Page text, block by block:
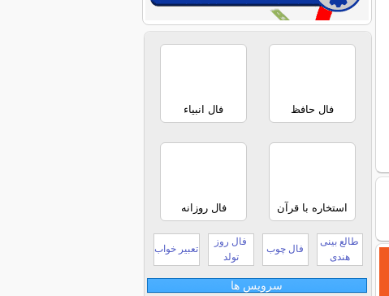
فال حافظ فال انبیاء
استخاره با قرآن فال روزانه
طالع بینی
هندی
فال چوب
فال روز
تولد
تعبیر خواب
سرویس ها